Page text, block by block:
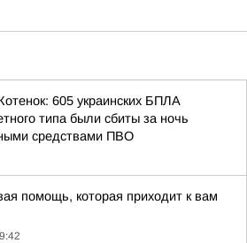
605 украинских БПЛА
типа были сбиты за ночь
средствами ПВО
помощь, которая приходит к вам